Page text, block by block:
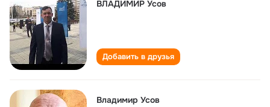
ВЛАДИМИР Усов
Добавить в друзья
Владимир Усов